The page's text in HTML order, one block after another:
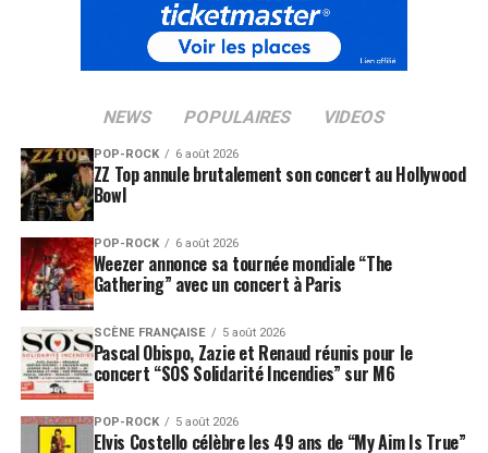
NEWS POPULAIRES VIDEOS
POP-ROCK 6 août 2026
ZZ Top annule brutalement son concert au Hollywood
Bowl
POP-ROCK 6 août 2026
Weezer annonce sa tournée mondiale “The
Gathering” avec un concert à Paris
SCÈNE FRANÇAISE 5 août 2026
Pascal Obispo, Zazie et Renaud réunis pour le
concert “SOS Solidarité Incendies” sur M6
POP-ROCK 5 août 2026
Elvis Costello célèbre les 49 ans de “My Aim Is True”